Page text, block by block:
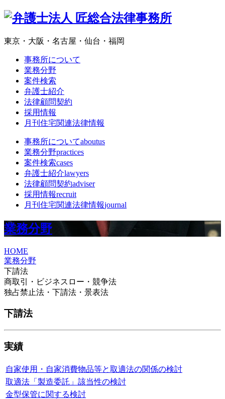
東京・大阪・名古屋・仙台・福岡
事務所について
業務分野
案件検索
弁護士紹介
法律顧問契約
採用情報
月刊住宅関連法律情報
事務所についてaboutus
業務分野practices
案件検索cases
弁護士紹介lawyers
法律顧問契約adviser
採用情報recruit
月刊住宅関連法律情報journal
業務分野
HOME
業務分野
下請法
商取引・ビジネスロー・競争法
独占禁止法・下請法・景表法
下請法
実績
自家使用・自家消費物品等と取適法の関係の検討
取適法「製造委託」該当性の検討
金型保管に関する検討